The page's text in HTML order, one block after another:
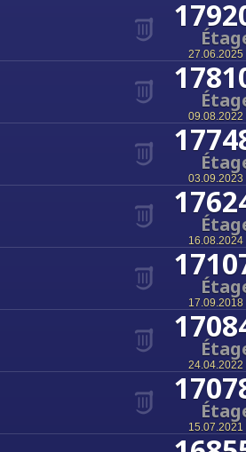
27.06.2025
09.08.2022
03.09.2023
16.08.2024
24.04.2022
15.07.2021